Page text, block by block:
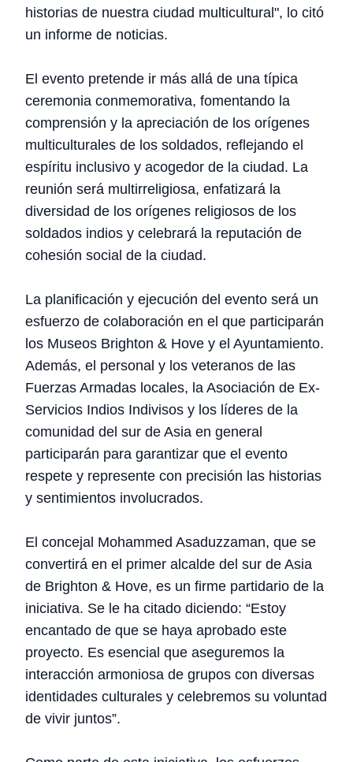
historias de nuestra ciudad multicultural", lo citó
un informe de noticias.
El evento pretende ir más allá de una típica
ceremonia conmemorativa, fomentando la
comprensión y la apreciación de los orígenes
multiculturales de los soldados, reflejando el
espíritu inclusivo y acogedor de la ciudad. La
reunión será multirreligiosa, enfatizará la
diversidad de los orígenes religiosos de los
soldados indios y celebrará la reputación de
cohesión social de la ciudad.
La planificación y ejecución del evento será un
esfuerzo de colaboración en el que participarán
los Museos Brighton & Hove y el Ayuntamiento.
Además, el personal y los veteranos de las
Fuerzas Armadas locales, la Asociación de Ex-
Servicios Indios Indivisos y los líderes de la
comunidad del sur de Asia en general
participarán para garantizar que el evento
respete y represente con precisión las historias
y sentimientos involucrados.
El concejal Mohammed Asaduzzaman, que se
convertirá en el primer alcalde del sur de Asia
de Brighton & Hove, es un firme partidario de la
iniciativa. Se le ha citado diciendo: “Estoy
encantado de que se haya aprobado este
proyecto. Es esencial que aseguremos la
interacción armoniosa de grupos con diversas
identidades culturales y celebremos su voluntad
de vivir juntos”.